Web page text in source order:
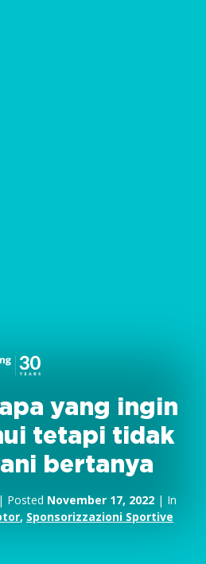
yang ingin
tetapi tidak
bertanya
| Posted November 17, 2022 | In
, Sponsorizzazioni Sportive